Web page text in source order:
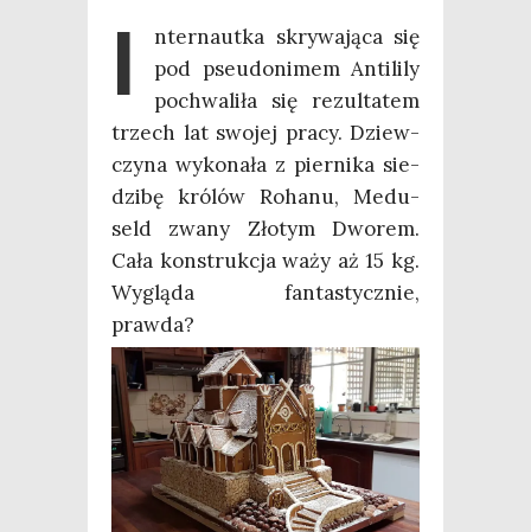
I
nter­naut­ka skry­wa­ją­ca się
pod pseu­do­ni­mem Anti­li­ly
pochwa­li­ła się rezul­ta­tem
trzech lat swo­jej pra­cy. Dziew­
czy­na wyko­na­ła z pier­ni­ka sie­
dzi­bę kró­lów Roha­nu, Medu­
seld zwa­ny Zło­tym Dwo­rem.
Cała kon­struk­cja waży aż 15 kg.
Wyglą­da fan­ta­stycz­nie,
prawda?